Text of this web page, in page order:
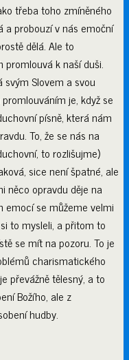
třeba toho zmíněného
a probouzí v nás emoční
dělá. Ale to
promlouvá k naší duši.
Slovem a svou
je, když se
písně, která nám
To, že se nás na
to rozlišujme)
sice není špatné, ale
něco opravdu děje na
emocí se můžeme velmi
to mysleli, a přitom to
se mít na pozoru. To je
charismatického
převážně tělesný, a to
Božího, ale z
hudby.